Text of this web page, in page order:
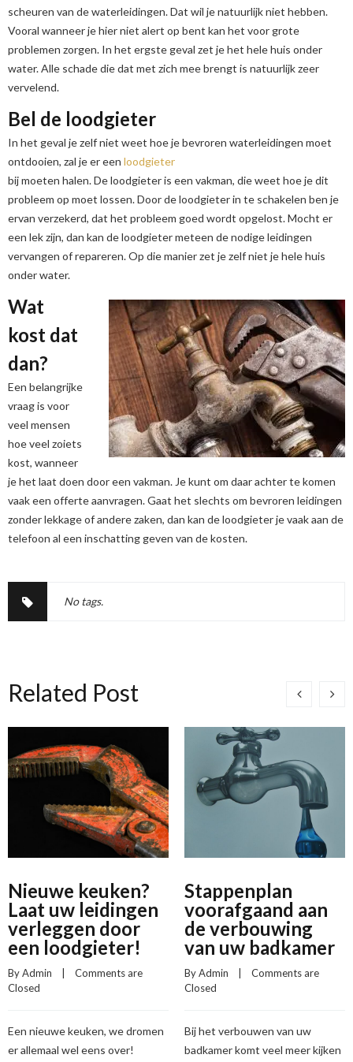
scheuren van de waterleidingen. Dat wil je natuurlijk niet hebben.
Vooral wanneer je hier niet alert op bent kan het voor grote
problemen zorgen. In het ergste geval zet je het hele huis onder
water. Alle schade die dat met zich mee brengt is natuurlijk zeer
vervelend.
Bel de loodgieter
In het geval je zelf niet weet hoe je bevroren waterleidingen moet
ontdooien, zal je er een loodgieter
bij moeten halen. De loodgieter is een vakman, die weet hoe je dit
probleem op moet lossen. Door de loodgieter in te schakelen ben je
ervan verzekerd, dat het probleem goed wordt opgelost. Mocht er
een lek zijn, dan kan de loodgieter meteen de nodige leidingen
vervangen of repareren. Op die manier zet je zelf niet je hele huis
onder water.
Wat
kost dat
dan?
Een belangrijke
vraag is voor
veel mensen
hoe veel zoiets
kost, wanneer
je het laat doen door een vakman. Je kunt om daar achter te komen
vaak een offerte aanvragen. Gaat het slechts om bevroren leidingen
zonder lekkage of andere zaken, dan kan de loodgieter je vaak aan de
telefoon al een inschatting geven van de kosten.
No tags.
Related Post
Nieuwe keuken?
Laat uw leidingen
verleggen door
een loodgieter!
By Admin
Comments are
Closed
Een nieuwe keuken, we dromen
er allemaal wel eens over!
Stappenplan
voorafgaand aan
de verbouwing
van uw badkamer
By Admin
Comments are
Closed
Bij het verbouwen van uw
badkamer komt veel meer kijken